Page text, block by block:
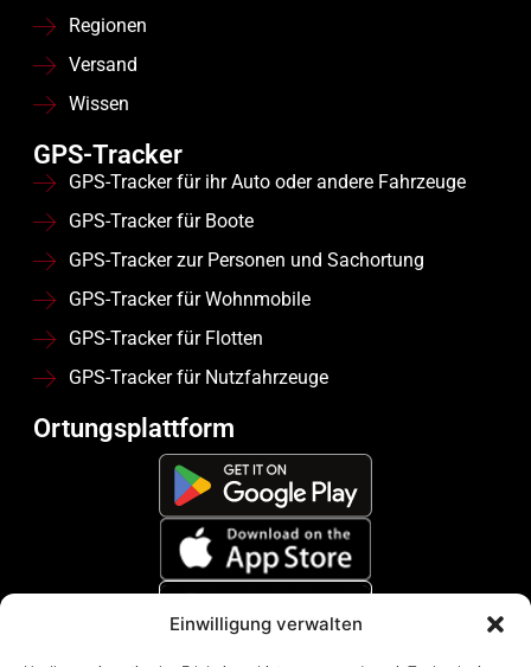
Einwilligung verwalten
Regionen
Versand
Wissen
GPS-Tracker
GPS-Tracker für ihr Auto oder andere Fahrzeuge
GPS-Tracker für Boote
GPS-Tracker zur Personen und Sachortung
GPS-Tracker für Wohnmobile
GPS-Tracker für Flotten
GPS-Tracker für Nutzfahrzeuge
Ortungsplattform